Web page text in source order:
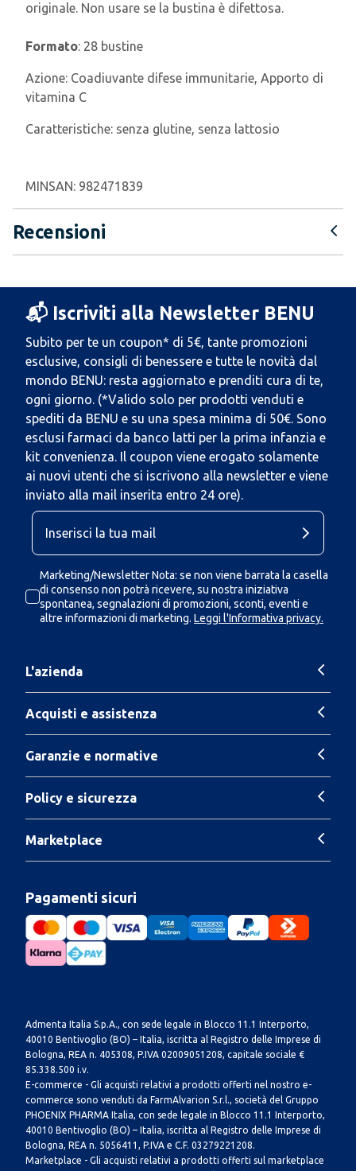
originale. Non usare se la bustina è difettosa.
Formato: 28 bustine
Azione: Coadiuvante difese immunitarie, Apporto di
vitamina C
Caratteristiche: senza glutine, senza lattosio
MINSAN: 982471839
Recensioni
📬 Iscriviti alla Newsletter BENU
Subito per te un coupon* di 5€, tante promozioni
esclusive, consigli di benessere e tutte le novità dal
mondo BENU: resta aggiornato e prenditi cura di te,
ogni giorno. (*Valido solo per prodotti venduti e
spediti da BENU e su una spesa minima di 50€. Sono
esclusi farmaci da banco latti per la prima infanzia e
kit convenienza. Il coupon viene erogato solamente
ai nuovi utenti che si iscrivono alla newsletter e viene
inviato alla mail inserita entro 24 ore).
Marketing/Newsletter Nota: se non viene barrata la casella
di consenso non potrà ricevere, su nostra iniziativa
spontanea, segnalazioni di promozioni, sconti, eventi e
altre informazioni di marketing. Leggi l'Informativa privacy.
L'azienda
Acquisti e assistenza
Garanzie e normative
Policy e sicurezza
Marketplace
Pagamenti sicuri
Admenta Italia S.p.A., con sede legale in Blocco 11.1 Interporto,
40010 Bentivoglio (BO) – Italia, iscritta al Registro delle Imprese di
Bologna, REA n. 405308, P.IVA 02009051208, capitale sociale €
85.338.500 i.v.
E-commerce - Gli acquisti relativi a prodotti offerti nel nostro e-
commerce sono venduti da FarmAlvarion S.r.l., società del Gruppo
PHOENIX PHARMA Italia, con sede legale in Blocco 11.1 Interporto,
40010 Bentivoglio (BO) – Italia, iscritta al Registro delle Imprese di
Bologna, REA n. 5056411, P.IVA e C.F. 03279221208.
Marketplace - Gli acquisti relativi a prodotti offerti sul marketplace